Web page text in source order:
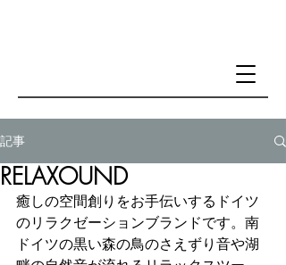
記事
RELAXOUND
癒しの空間創りをお手伝いするドイツ
のリラクゼーションブランドです。南
ドイツの黒い森の鳥のさえずり音や湖